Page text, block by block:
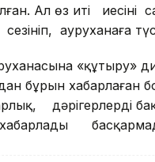
Ал өз иті
ауруханаға
«құтыру»
бұрын
хабарлады